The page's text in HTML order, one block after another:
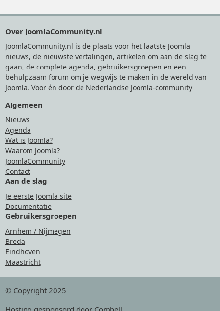
Over JoomlaCommunity.nl
JoomlaCommunity.nl is de plaats voor het laatste Joomla
nieuws, de nieuwste vertalingen, artikelen om aan de slag te
gaan, de complete agenda, gebruikersgroepen en een
behulpzaam forum om je wegwijs te maken in de wereld van
Joomla. Voor én door de Nederlandse Joomla-community!
Algemeen
Nieuws
Agenda
Wat is Joomla?
Waarom Joomla?
JoomlaCommunity
Contact
Aan de slag
Je eerste Joomla site
Documentatie
Gebruikersgroepen
Arnhem / Nijmegen
Breda
Eindhoven
Maastricht
© Copyright 2025